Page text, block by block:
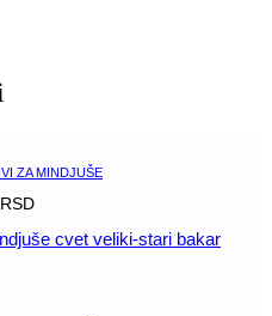
ZA MINDJUŠE
RSD
cvet veliki-stari bakar